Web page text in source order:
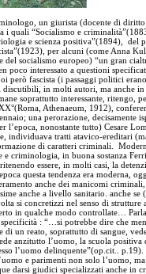
un giurista (docente di diritto
i quali “Socialismo e
e scienza positiva”(1894), del
per alcuni (come Anna
socialismo europeo) “un gran
poco interessato a questioni
però fascista (i passaggi politici
discutibili, in molti autori, ma anche in
soprattutto interessante, ritengo,
Athenaeum, 1912),
una perorazione, decisamente
l’epoca, nonostante tutto) Cesare
individuava tratti atavico-ereditari
di caratteri criminali.
criminologia, in buona sostanza
essere, in molti casi, la
questa tendenza era moderna,
anche dei manicomi
anche a livello sanitario. anche se
si concretizzi nel senso di strutture
in qualche modo controllate…
: “…si potrebbe dire che
un reato, soprattutto di sangue,
anzitutto l’uomo, la scuola positiva
l’uomo delinquente”(op.cit..
e parimenti non solo l’uomo,
darsi giudici specializzati anche in